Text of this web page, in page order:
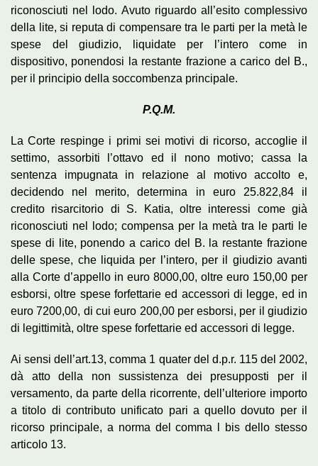
riconosciuti nel lodo. Avuto riguardo all’esito complessivo
della lite, si reputa di compensare tra le parti per la metà le
spese del giudizio, liquidate per l’intero come in
dispositivo, ponendosi la restante frazione a carico del B.,
per il principio della soccombenza principale.
P.Q.M.
La Corte respinge i primi sei motivi di ricorso, accoglie il
settimo, assorbiti l’ottavo ed il nono motivo; cassa la
sentenza impugnata in relazione al motivo accolto e,
decidendo nel merito, determina in euro 25.822,84 il
credito risarcitorio di S. Katia, oltre interessi come già
riconosciuti nel lodo; compensa per la metà tra le parti le
spese di lite, ponendo a carico del B. la restante frazione
delle spese, che liquida per l’intero, per il giudizio avanti
alla Corte d’appello in euro 8000,00, oltre euro 150,00 per
esborsi, oltre spese forfettarie ed accessori di legge, ed in
euro 7200,00, di cui euro 200,00 per esborsi, per il giudizio
di legittimità, oltre spese forfettarie ed accessori di legge.
Ai sensi dell’art.13, comma 1 quater del d.p.r. 115 del 2002,
dà atto della non sussistenza dei presupposti per il
versamento, da parte della ricorrente, dell’ulteriore importo
a titolo di contributo unificato pari a quello dovuto per il
ricorso principale, a norma del comma l bis dello stesso
articolo 13.